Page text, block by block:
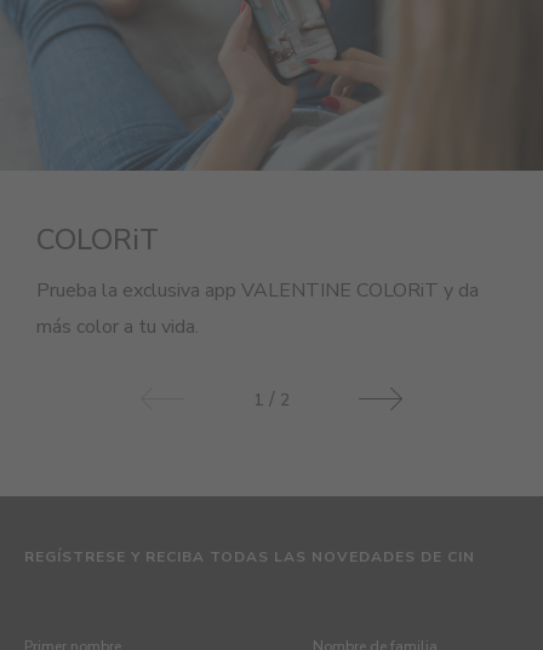
COLORiT
Prueba la exclusiva app VALENTINE COLORiT y da
más color a tu vida.
1 / 2
REGÍSTRESE Y RECIBA TODAS LAS NOVEDADES DE CIN